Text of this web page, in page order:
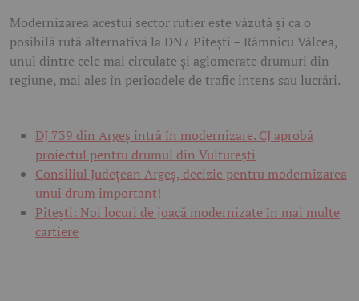
Modernizarea acestui sector rutier este văzută și ca o
posibilă rută alternativă la DN7 Pitești – Râmnicu Vâlcea,
unul dintre cele mai circulate și aglomerate drumuri din
regiune, mai ales în perioadele de trafic intens sau lucrări.
DJ 739 din Argeș intră în modernizare. CJ aprobă
proiectul pentru drumul din Vulturești
Consiliul Județean Argeș, decizie pentru modernizarea
unui drum important!
Pitești: Noi locuri de joacă modernizate în mai multe
cartiere